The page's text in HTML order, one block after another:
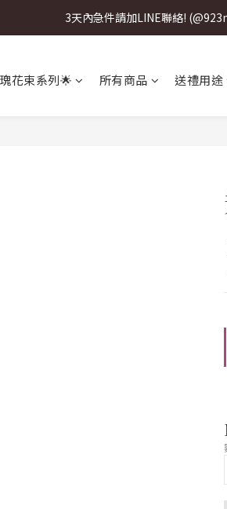
3天內急件請加LINE聯絡!
3天內急件請加LINE聯絡!
3天內急件請加LINE聯絡!
花束系列🌟 所有商品 送禮用途